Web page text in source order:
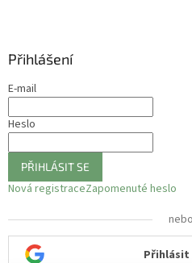
Přihlášení
E-mail
Heslo
PŘIHLÁSIT SE
Nová registraceZapomenuté heslo
nebo
Přihlásit